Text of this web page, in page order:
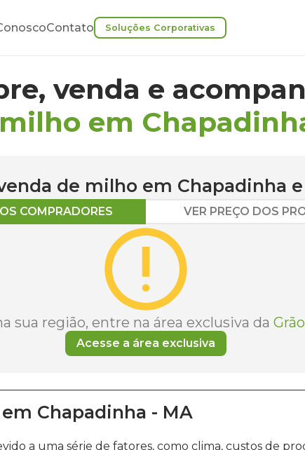
Contato Soluções Corporativas
venda e
em
de milho em Chapadinha
COMPRADORES VER PREÇO DOS
sua região, entre na área exclusiva da
Acesse a área exclusiva
em Chapadinha - MA
a uma série de fatores, como clima, custos de